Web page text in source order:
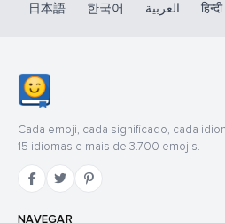
日本語
한국어 العربية हिन्दी
Cada emoji, cada significado, cada
15 idiomas e mais de 3.700 emojis.
NAVEGAR